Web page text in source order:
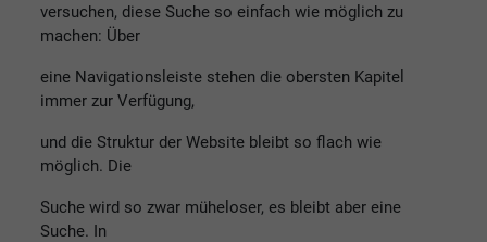
versuchen, diese Suche so einfach wie möglich zu
machen: Über
eine Navigationsleiste stehen die obersten Kapitel
immer zur Verfügung,
und die Struktur der Website bleibt so flach wie
möglich. Die
Suche wird so zwar müheloser, es bleibt aber eine
Suche. In